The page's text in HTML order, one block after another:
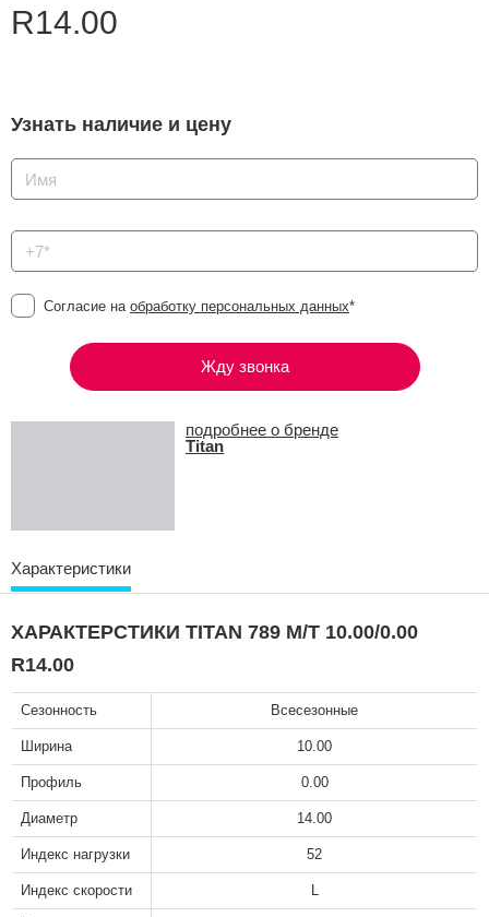
R14.00
Узнать наличие и цену
Согласие на обработку персональных данных*
Жду звонка
подробнее о бренде
Titan
Характеристики
ХАРАКТЕРСТИКИ TITAN 789 M/T 10.00/0.00
R14.00
Сезонность Всесезонные
Ширина 10.00
Профиль 0.00
Диаметр 14.00
Индекс нагрузки 52
Индекс скорости L